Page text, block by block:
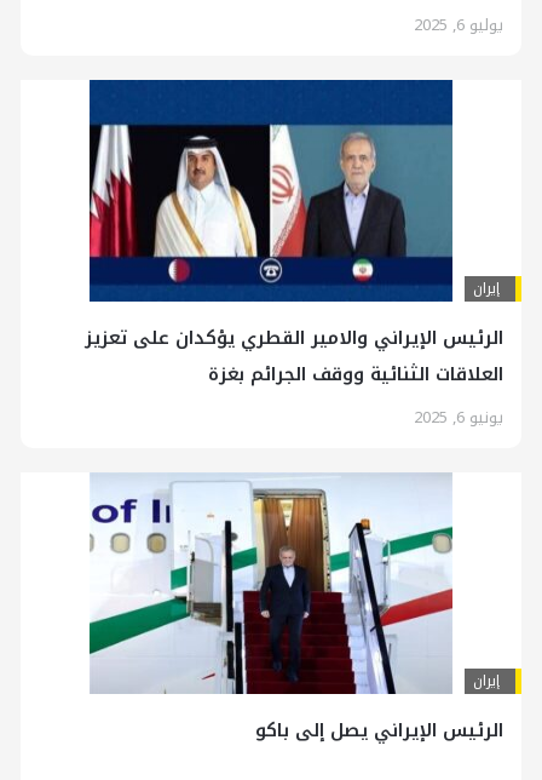
يوليو 6, 2025
إيران
الرئيس الإيراني والامير القطري يؤكدان على تعزيز
العلاقات الثنائية ووقف الجرائم بغزة
يونيو 6, 2025
إيران
الرئيس الإيراني يصل إلى باكو